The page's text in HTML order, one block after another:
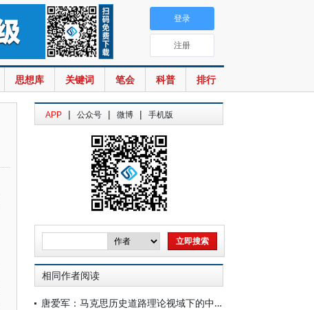
思想库 关键词 笔会 科普 排行
登录
注册
APP | 公众号 | 微博 | 手机版
相同作者阅读
唐爱军：马克思历史道路理论视域下的中国式现代化